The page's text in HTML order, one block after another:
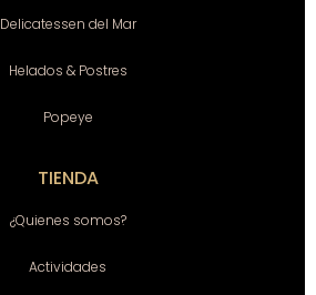
Delicatessen del Mar
Helados & Postres
Popeye
TIENDA
¿Quienes somos?
Actividades